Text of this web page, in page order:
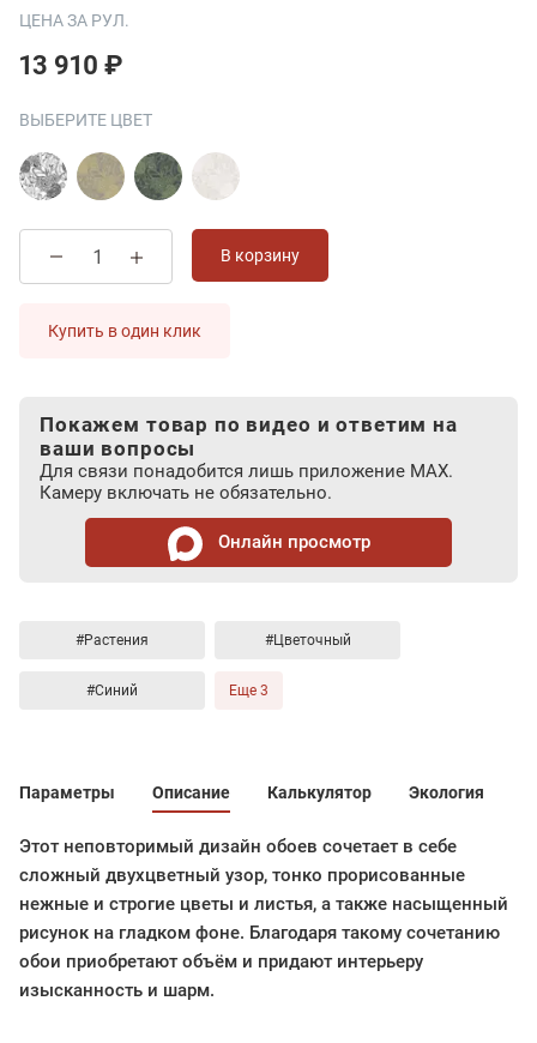
ЦЕНА ЗА РУЛ.
13 910 ₽
ВЫБЕРИТЕ ЦВЕТ
В корзину
Купить в один клик
Покажем товар по видео и ответим на
ваши вопросы
Для связи понадобится лишь приложение MAX.
Камеру включать не обязательно.
Онлайн просмотр
#Растения #Цветочный
#Синий Еще 3
Параметры Описание Калькулятор Экология
Этот неповторимый дизайн обоев сочетает в себе
сложный двухцветный узор, тонко прорисованные
нежные и строгие цветы и листья, а также насыщенный
рисунок на гладком фоне. Благодаря такому сочетанию
обои приобретают объём и придают интерьеру
изысканность и шарм.